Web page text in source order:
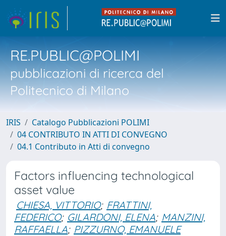
RE.PUBLIC@POLIMI
pubblicazioni di ricerca del
Politecnico di Milano
IRIS
Catalogo Pubblicazioni POLIMI
04 CONTRIBUTO IN ATTI DI CONVEGNO
04.1 Contributo in Atti di convegno
Factors influencing technological
asset value
CHIESA, VITTORIO; FRATTINI,
FEDERICO; GILARDONI, ELENA; MANZINI,
RAFFAELLA; PIZZURNO, EMANUELE